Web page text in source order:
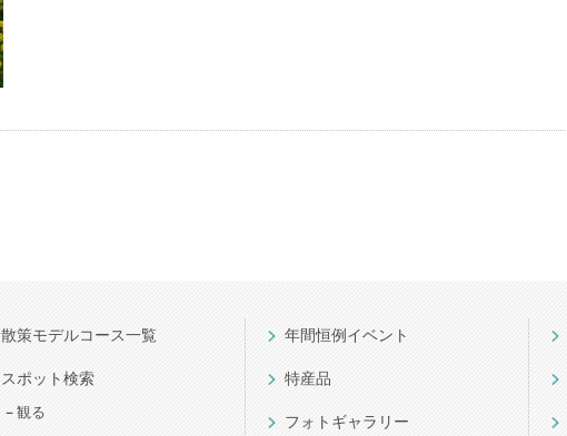
散策モデルコース一覧
スポット検索
観る
年間恒例イベント
特産品
フォトギャラリー